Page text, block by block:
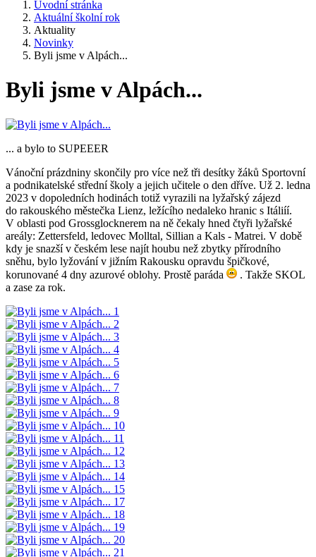
Úvodní stránka
Aktuální školní rok
Aktuality
Novinky
Byli jsme v Alpách...
Byli jsme v Alpách...
... a bylo to SUPEEER
Vánoční prázdniny skončily pro více než tři desítky žáků Sportovní
a podnikatelské střední školy a jejich učitele o den dříve. Už 2. ledna
2023 v dopoledních hodinách totiž vyrazili na lyžařský zájezd
do rakouského městečka Lienz, ležícího nedaleko hranic s Itáliíí.
V oblasti pod Grossglocknerem na ně čekaly hned čtyři lyžařské
areály: Zettersfeld, ledovec Molltal, Sillian a Kals - Matrei. V době
kdy je snazší v českém lese najít houbu než zbytky přírodního
sněhu, bylo lyžování v jižním Rakousku opravdu špičkové,
korunované 4 dny azurové oblohy. Prostě paráda
. Takže SKOL
a zase za rok.